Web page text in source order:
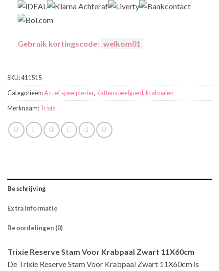
Gebruik kortingscode: welkom01
SKU:411515
Categorieën:Actief speelplezier,Kattenspeelgoed,krabpalen
Merknaam:Trixie
Beschrijving
Extra informatie
Beoordelingen (0)
Trixie Reserve Stam Voor Krabpaal Zwart 11X60cm
De Trixie Reserve Stam Voor Krabpaal Zwart 11X60cm is